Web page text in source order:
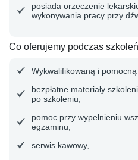
posiada orzeczenie
wykonywania pracy przy
Co oferujemy podczas
Wykwalifikowaną i pomocną
bezpłatne materiały
po szkoleniu,
pomoc przy wypełnieniu
egzaminu,
serwis kawowy,